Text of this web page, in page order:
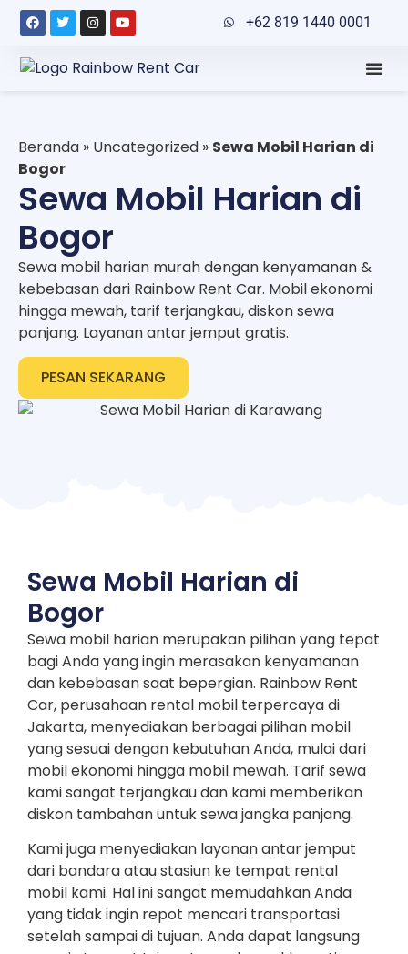
+62 819 1440 0001
Beranda » Uncategorized » Sewa Mobil Harian di
Bogor
Sewa Mobil Harian di
Bogor
Sewa mobil harian murah dengan kenyamanan &
kebebasan dari Rainbow Rent Car. Mobil ekonomi
hingga mewah, tarif terjangkau, diskon sewa
panjang. Layanan antar jemput gratis.
PESAN SEKARANG
Sewa Mobil Harian di
Bogor
Sewa mobil harian merupakan pilihan yang tepat
bagi Anda yang ingin merasakan kenyamanan
dan kebebasan saat bepergian. Rainbow Rent
Car, perusahaan rental mobil terpercaya di
Jakarta, menyediakan berbagai pilihan mobil
yang sesuai dengan kebutuhan Anda, mulai dari
mobil ekonomi hingga mobil mewah. Tarif sewa
kami sangat terjangkau dan kami memberikan
diskon tambahan untuk sewa jangka panjang.
Kami juga menyediakan layanan antar jemput
dari bandara atau stasiun ke tempat rental
mobil kami. Hal ini sangat memudahkan Anda
yang tidak ingin repot mencari transportasi
setelah sampai di tujuan. Anda dapat langsung